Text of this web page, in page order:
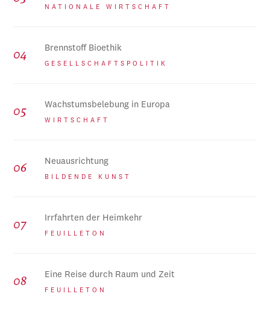
NATIONALE WIRTSCHAFT
Brennstoff Bioethik
GESELLSCHAFTSPOLITIK
Wachstumsbelebung in Europa
WIRTSCHAFT
Neuausrichtung
BILDENDE KUNST
Irrfahrten der Heimkehr
FEUILLETON
Eine Reise durch Raum und Zeit
FEUILLETON